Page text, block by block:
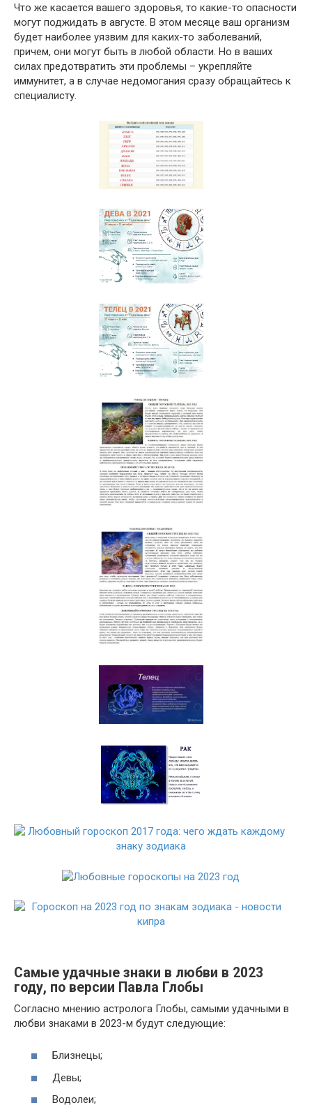
Что же касается вашего здоровья, то какие-то опасности
могут поджидать в августе. В этом месяце ваш организм
будет наиболее уязвим для каких-то заболеваний,
причем, они могут быть в любой области. Но в ваших
силах предотвратить эти проблемы – укрепляйте
иммунитет, а в случае недомогания сразу обращайтесь к
специалисту.
Самые удачные знаки в любви в 2023
году, по версии Павла Глобы
Согласно мнению астролога Глобы, самыми удачными в
любви знаками в 2023-м будут следующие:
Близнецы;
Девы;
Водолеи;